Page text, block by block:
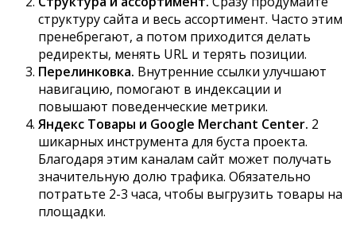
структуру сайта и весь ассортимент. Часто этим
пренебрегают, а потом приходится делать
редиректы, менять URL и терять позиции.
Перелинковка. Внутренние ссылки улучшают
навигацию, помогают в индексации и
повышают поведенческие метрики.
Яндекс Товары и Google Merchant Center. 2
шикарных инструмента для буста проекта.
Благодаря этим каналам сайт может получать
значительную долю трафика. Обязательно
потратьте 2-3 часа, чтобы выгрузить товары на
площадки.